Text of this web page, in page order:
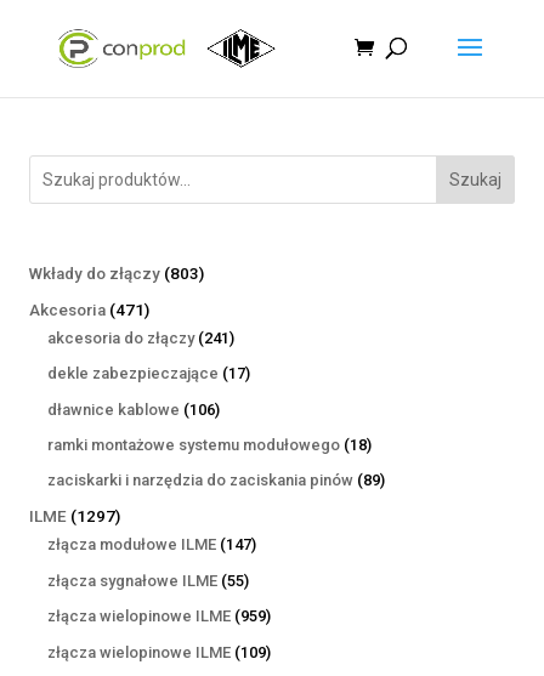
Szukaj
Wkłady do złączy 803803
Akcesoria 471471
produktów
akcesoria do złączy 241241
produktów
dekle zabezpieczające 1717
dławnice kablowe 106106
produktów
ramki montażowe systemu modułowego 1818
produktów
zaciskarki i narzędzia do zaciskania pinów 8989
ILME 12971297
produktów
złącza modułowe ILME 147147
złącza sygnałowe ILME 5555
produktów
złącza wielopinowe ILME 959959
produktów
złącza wielopinowe ILME 109109